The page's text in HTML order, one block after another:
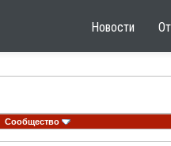
Новости
Сообщество